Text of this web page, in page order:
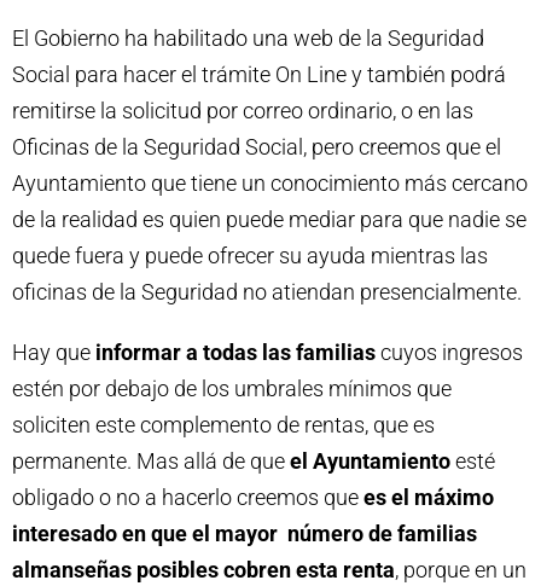
El Gobierno ha habilitado una web de la Seguridad
Social para hacer el trámite On Line y también podrá
remitirse la solicitud por correo ordinario, o en las
Oficinas de la Seguridad Social, pero creemos que el
Ayuntamiento que tiene un conocimiento más cercano
de la realidad es quien puede mediar para que nadie se
quede fuera y puede ofrecer su ayuda mientras las
oficinas de la Seguridad no atiendan presencialmente.
Hay que informar a todas las familiascuyos ingresos
estén por debajo de los umbrales mínimos que
soliciten este complemento de rentas, que es
permanente. Mas allá de queel Ayuntamientoesté
obligado o no a hacerlo creemos quees el máximo
interesado en que el mayor número de familias
almanseñas posibles cobren esta renta, porque en un